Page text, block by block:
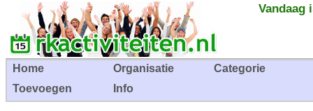
Vandaag
Home Organisatie
Categorie
Toevoegen
Info